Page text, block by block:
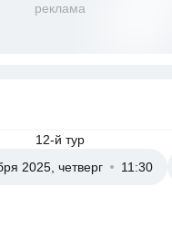
реклама
12-й тур
2025, четверг
11:30